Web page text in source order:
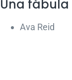
Una
Ava Reid